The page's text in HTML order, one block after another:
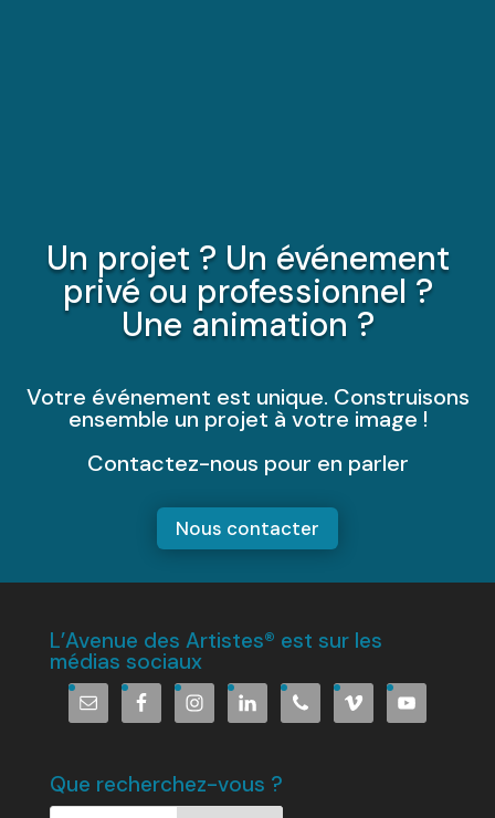
Un projet ? Un événement
privé ou professionnel ?
Une animation ?
Votre événement est unique. Construisons
ensemble un projet à votre image !
Contactez-nous pour en parler
Nous contacter
L’Avenue des Artistes® est sur les
médias sociaux
Que recherchez-vous ?